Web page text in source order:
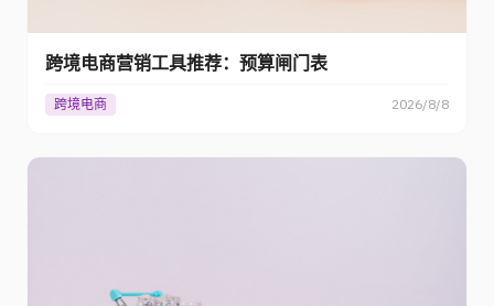
跨境电商营销工具推荐：预算闸门表
跨境电商 2026/8/8